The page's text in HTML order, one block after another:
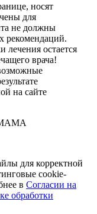
носят
для
не должны
рекомендаций.
лечения остается
врача!
на сайте
для корректной
cookie-
в Согласии на
обработки